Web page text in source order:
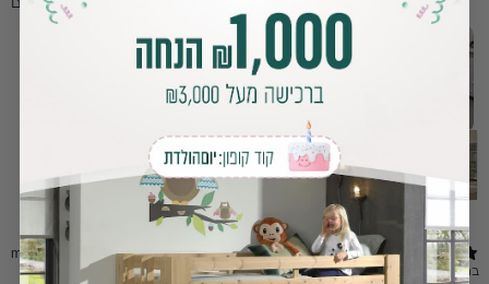
מיטת יחיד טריו אקסטרא-עם מיטת חבר ומגירות
5
★ ·
1 review
בנצי ק.
Verified buyer
•
Purchased 6 months ago